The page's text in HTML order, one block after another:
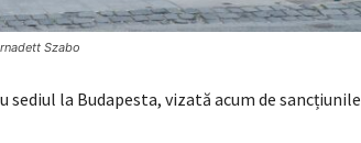
Szabo
sediul la Budapesta, vizată acum de sancțiunile